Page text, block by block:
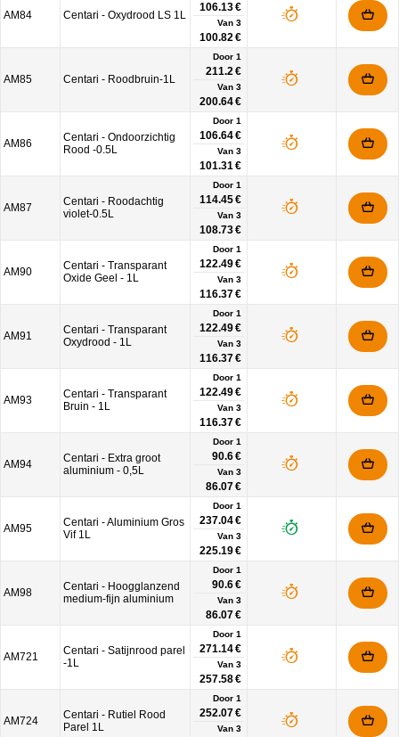
AM84 Centari - Oxydrood LS 1L
106.13 €
Van 3
100.82 €
AM85 Centari - Roodbruin-1L
Door 1
211.2 €
Van 3
200.64 €
AM86
Centari - Ondoorzichtig
Rood -0.5L
Door 1
106.64 €
Van 3
101.31 €
AM87
Centari - Roodachtig
violet-0.5L
Door 1
114.45 €
Van 3
108.73 €
AM90
Centari - Transparant
Oxide Geel - 1L
Door 1
122.49 €
Van 3
116.37 €
AM91
Centari - Transparant
Oxydrood - 1L
Door 1
122.49 €
Van 3
116.37 €
AM93
Centari - Transparant
Bruin - 1L
Door 1
122.49 €
Van 3
116.37 €
AM94
Centari - Extra groot
aluminium - 0,5L
Door 1
90.6 €
Van 3
86.07 €
AM95
Centari - Aluminium Gros
Vif 1L
Door 1
237.04 €
Van 3
225.19 €
AM98
Centari - Hoogglanzend
medium-fijn aluminium
Door 1
90.6 €
Van 3
86.07 €
AM721
Centari - Satijnrood parel
-1L
Door 1
271.14 €
Van 3
257.58 €
AM724
Centari - Rutiel Rood
Parel 1L
Door 1
252.07 €
Van 3